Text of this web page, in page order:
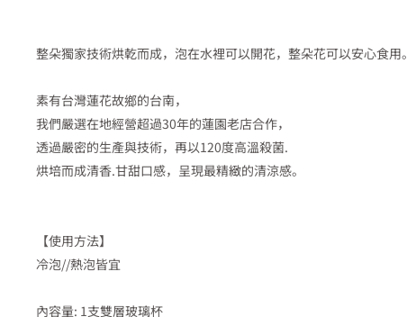
整朵獨家技術烘乾而成，泡在水裡可以開花，整朵花可以安心食用。
素有台灣蓮花故鄉的台南，
我們嚴選在地經營超過30年的蓮園老店合作，
透過嚴密的生產與技術，再以120度高溫殺菌.
烘培而成清香.甘甜口感，呈現最精緻的清涼感。
【使用方法】
冷泡//熱泡皆宜
內容量: 1支雙層玻璃杯